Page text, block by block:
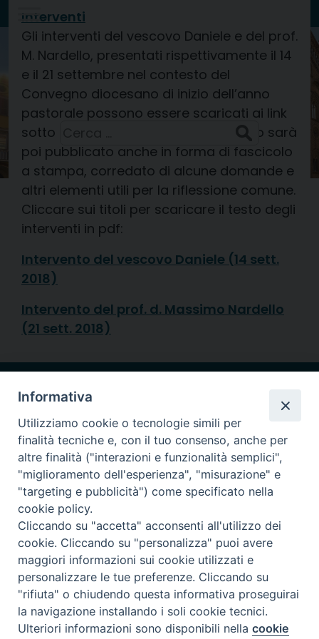
to
content
Diocesi di
CREMA
8 Agosto 2026
per:
Interventi
Gli interventi del vescovo Daniele e del prof.
M. Nardello, presentati rispettivamente il 14
e il 21 settembre nel contesto del
Convegno diocesano di inizio dell’anno
pastorale possono essere scaricati ai link
sotto indicati. L’intervento del vescovo sarà
poi pubblicato anche in forma di fascicolo
a stampa, corredato di alcune domande e
altri elementi utili per la riflessione comune.
Cliccare sui titoli per scaricare il testo degli
interventi in pdf:
Intervento del vescovo Daniele (14 sett.
2018)
Intervento del prof. d. Massimo Nardello
(21 sett. 2018)
Diocesi di
CREMA
Piazza Duomo, 27 | Crema
Riproduzione solo con permesso.
Tutti i diritti sono riservati.
powered with
Preferenze Cookie
Informativa
Utilizziamo cookie o tecnologie simili per
finalità tecniche e, con il tuo consenso, anche per
altre finalità ("interazioni e funzionalità semplici",
"miglioramento dell'esperienza", "misurazione" e
"targeting e pubblicità") come specificato nella
cookie policy.
Cliccando su "accetta" acconsenti all'utilizzo dei
cookie. Cliccando su "personalizza" puoi avere
maggiori informazioni sui cookie utilizzati e
personalizzare le tue preferenze. Cliccando su
"rifiuta" o chiudendo questa informativa proseguirai
la navigazione installando i soli cookie tecnici.
Ulteriori informazioni sono disponibili nellacookie